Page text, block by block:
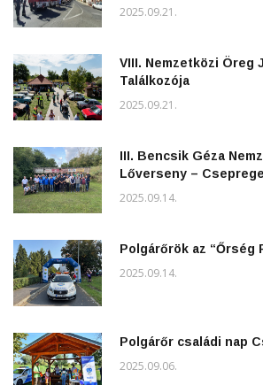
2025.09.21.
VIII. Nemzetközi Öreg
Találkozója
2025.09.21.
III. Bencsik Géza
Lőverseny –
2025.09.14.
Polgárőrök az “Őrség
2025.09.14.
Polgárőr családi nap
2025.09.06.